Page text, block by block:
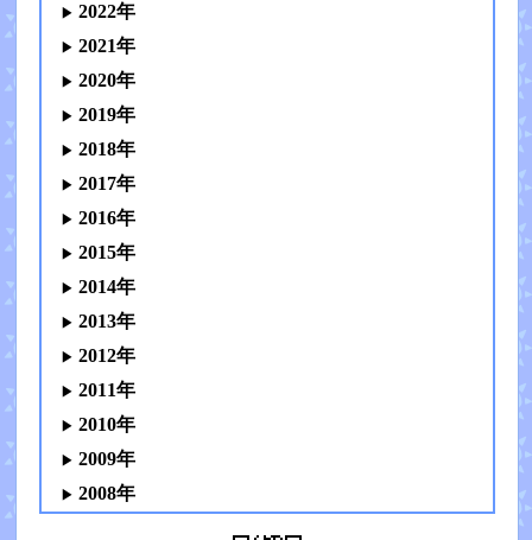
2022年
2021年
2020年
2019年
2018年
2017年
2016年
2015年
2014年
2013年
2012年
2011年
2010年
2009年
2008年